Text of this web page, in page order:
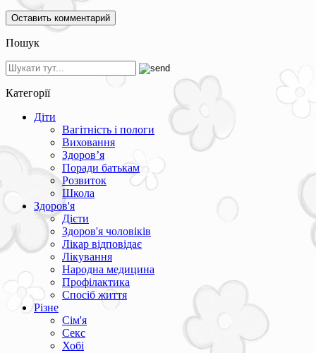
Пошук
Категорії
Діти
Вагітність і пологи
Виховання
Здоров’я
Поради батькам
Розвиток
Школа
Здоров'я
Дієти
Здоров'я чоловіків
Лікар відповідає
Лікування
Народна медицина
Профілактика
Спосіб життя
Різне
Сім'я
Секс
Хобі